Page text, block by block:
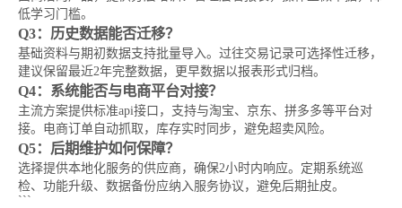
低学习门槛。
Q3：历史数据能否迁移？
基础资料与期初数据支持批量导入。过往交易记录可选择性迁移，
建议保留最近2年完整数据，更早数据以报表形式归档。
Q4：系统能否与电商平台对接？
主流方案提供标准api接口，支持与淘宝、京东、拼多多等平台对
接。电商订单自动抓取，库存实时同步，避免超卖风险。
Q5：后期维护如何保障？
选择提供本地化服务的供应商，确保2小时内响应。定期系统巡
检、功能升级、数据备份应纳入服务协议，避免后期扯皮。
```